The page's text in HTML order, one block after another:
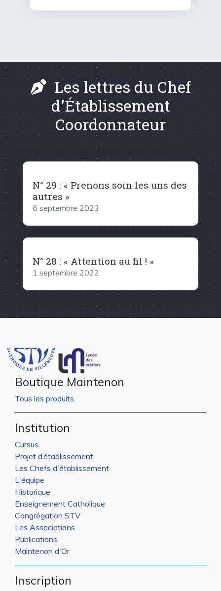
Les lettres du Chef
d'Établissement
Coordonnateur
N° 29 : « Prenons soin les uns des
autres »
6 septembre 2023
N° 28 : « Attention au fil ! »
1 septembre 2022
Boutique Maintenon
Tous les produits
Institution
Cursus
Projet d’établissement
Les Chefs d'établissement
L'équipe
Historique
Enseignement Catholique
Congrégation STV
Les Associations
Publications
Maintenon d'Or
Inscription